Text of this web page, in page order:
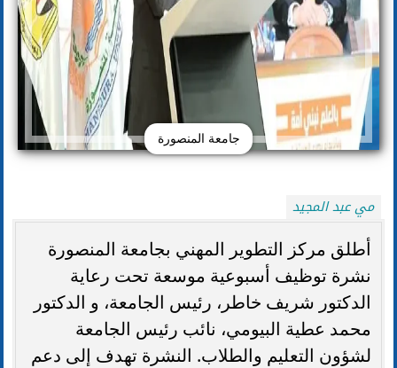
جامعة المنصورة
مي عبد المجيد
أطلق مركز التطوير المهني بجامعة المنصورة
نشرة توظيف أسبوعية موسعة تحت رعاية
الدكتور شريف خاطر، رئيس الجامعة، و الدكتور
محمد عطية البيومي، نائب رئيس الجامعة
لشؤون التعليم والطلاب. النشرة تهدف إلى دعم